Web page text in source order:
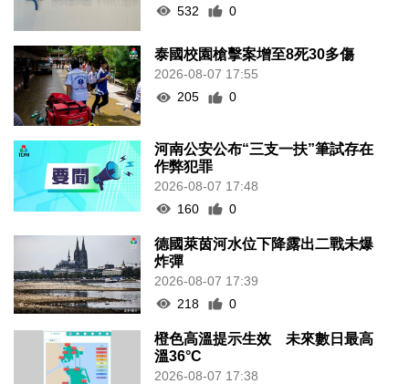
532 0
泰國校園槍擊案增至8死30多傷
2026-08-07 17:55
205
0
河南公安公布“三支一扶”筆試存在
作弊犯罪
2026-08-07 17:48
160
0
德國萊茵河水位下降露出二戰未爆
炸彈
2026-08-07 17:39
218
0
橙色高溫提示生效 未來數日最高
溫36°C
2026-08-07 17:38